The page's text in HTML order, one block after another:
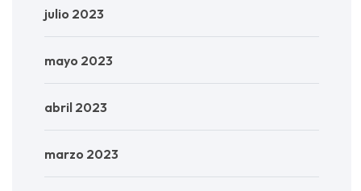
julio 2023
mayo 2023
abril 2023
marzo 2023